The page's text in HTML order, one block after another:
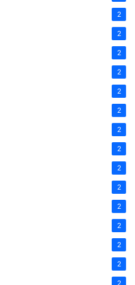
2
2
2
2
2
2
2
2
2
2
2
2
2
2
2